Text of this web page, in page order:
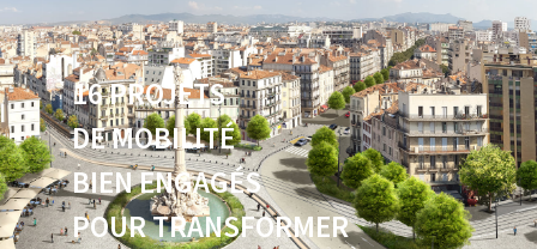
16 PROJETS
DE MOBILITÉ
BIEN ENGAGÉS
POUR TRANSFORMER